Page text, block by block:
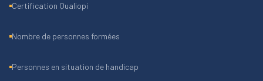
Certification Qualiopi
Nombre de personnes formées
Personnes en situation de handicap